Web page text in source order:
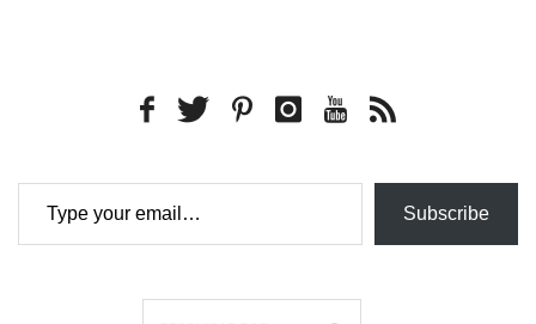
Type your email…
Subscribe